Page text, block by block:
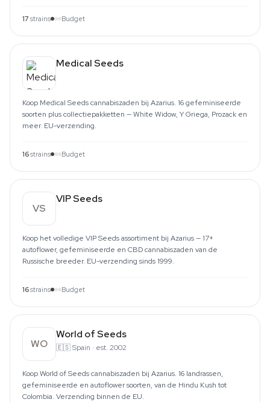
17 strains Budget
Medical Seeds
Koop Medical Seeds cannabiszaden bij Azarius. 16 gefeminiseerde
soorten plus collectiepakketten — White Widow, Y Griega, Prozack en
meer. EU-verzending.
16strains Budget
VS
VIP Seeds
Koop het volledige VIP Seeds assortiment bij Azarius — 17+
autoflower, gefeminiseerde en CBD cannabiszaden van de
Russische breeder. EU-verzending sinds 1999.
16strains Budget
WO
World of Seeds
🇪🇸Spain · est. 2002
Koop World of Seeds cannabiszaden bij Azarius. 16 landrassen,
gefeminiseerde en autoflower soorten, van de Hindu Kush tot
Colombia. Verzending binnen de EU.